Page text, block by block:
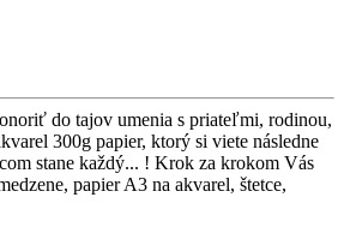
do tajov umenia s priateľmi, rodinou,
300g papier, ktorý si viete následne
stane každý... ! Krok za krokom Vás
papier A3 na akvarel, štetce,